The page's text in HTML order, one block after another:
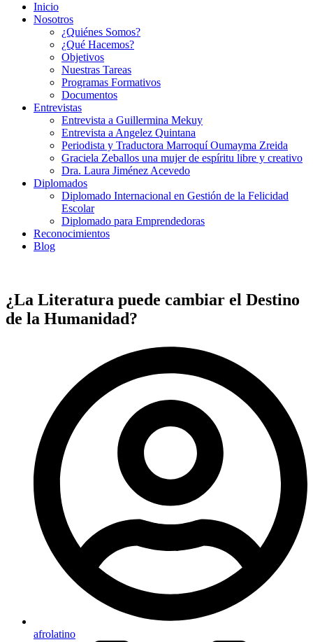
Inicio
Nosotros
¿Quiénes Somos?
¿Qué Hacemos?
Objetivos
Nuestras Tareas
Programas Formativos
Documentos
Entrevistas
Entrevista a Guillermina Mekuy
Entrevista a Angelez Quintana
Periodista y Traductora Marroquí Oumayma Zreida
Graciela Zeballos una mujer de espíritu libre y creativo
Dra. Laura Jiménez Acevedo
Diplomados
Diplomado Internacional en Gestión de la Felicidad
Escolar
Diplomado para Emprendedoras
Reconocimientos
Blog
¿La Literatura puede cambiar el Destino
de la Humanidad?
afrolatino